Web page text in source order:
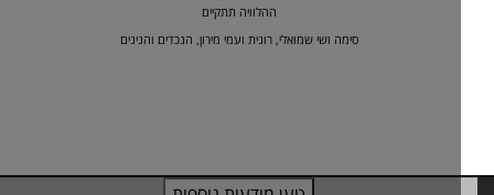
ההלוויה תתקיים
סימה ושי שמואלי, רונית ועמי מירון, הנכדים והנינים